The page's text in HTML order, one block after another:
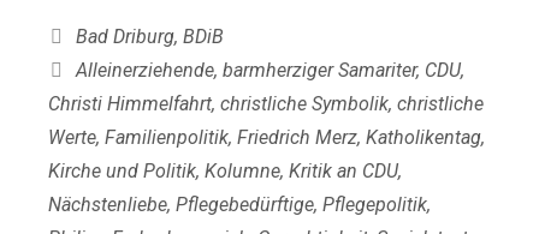
Kategorien
Bad Driburg, BDiB
Schlagwörter
Alleinerziehende, barmherziger Samariter, CDU,
Christi Himmelfahrt, christliche Symbolik, christliche
Werte, Familienpolitik, Friedrich Merz, Katholikentag,
Kirche und Politik, Kolumne, Kritik an CDU,
Nächstenliebe, Pflegebedürftige, Pflegepolitik,